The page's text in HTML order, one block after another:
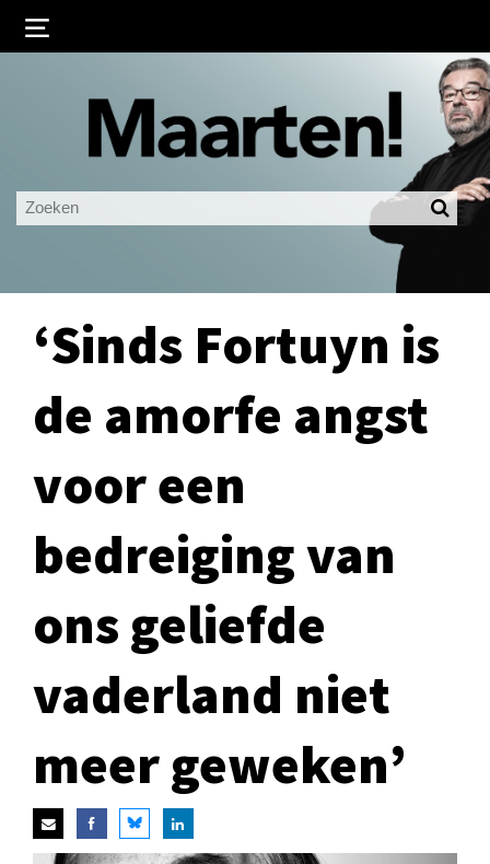
Ingelogd blijven
LOGIN
‘Sinds Fortuyn is
de amorfe angst
voor een
bedreiging van
ons geliefde
vaderland niet
meer geweken’